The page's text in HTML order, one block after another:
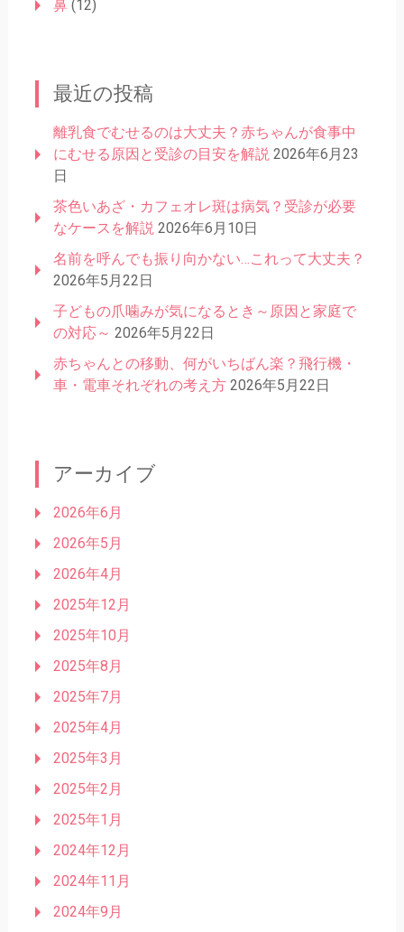
鼻(12)
最近の投稿
離乳食でむせるのは大丈夫？赤ちゃんが食事中
にむせる原因と受診の目安を解説 2026年6月23
日
茶色いあざ・カフェオレ斑は病気？受診が必要
なケースを解説 2026年6月10日
名前を呼んでも振り向かない…これって大丈夫？
2026年5月22日
子どもの爪噛みが気になるとき～原因と家庭で
の対応～ 2026年5月22日
赤ちゃんとの移動、何がいちばん楽？飛行機・
車・電車それぞれの考え方 2026年5月22日
アーカイブ
2026年6月
2026年5月
2026年4月
2025年12月
2025年10月
2025年8月
2025年7月
2025年4月
2025年3月
2025年2月
2025年1月
2024年12月
2024年11月
2024年9月